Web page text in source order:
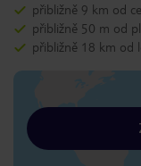
přibližně 9 km od
přibližně 50 m od
přibližně 18 km od